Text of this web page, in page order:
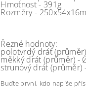
Hmotnost - 391g
Rozměry -
Řezné hodnoty:
polotvrdý drát
měkký drát (průměr) -
strunový drát (průměr)
Buďte první, kdo napíše